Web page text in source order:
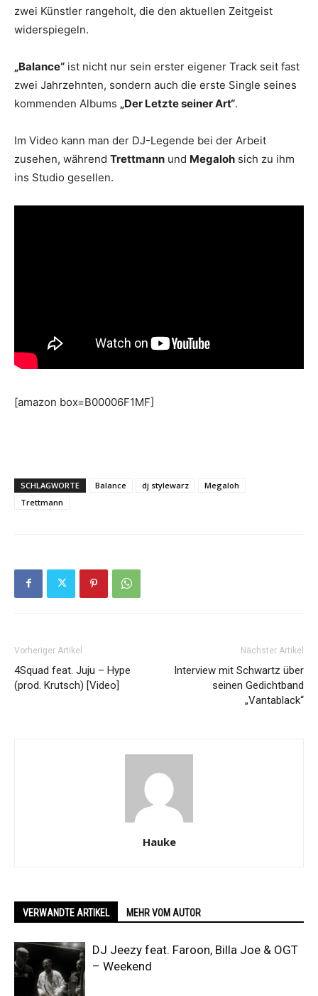
zwei Künstler rangeholt, die den aktuellen Zeitgeist
widerspiegeln.
„Balance“ ist nicht nur sein erster eigener Track seit fast
zwei Jahrzehnten, sondern auch die erste Single seines
kommenden Albums „Der Letzte seiner Art“.
Im Video kann man der DJ-Legende bei der Arbeit
zusehen, während Trettmann und Megaloh sich zu ihm
ins Studio gesellen.
[amazon box=B00006F1MF]
SCHLAGWORTE Balance dj stylewarz
Megaloh
Trettmann
Vorheriger Artikel
4Squad feat. Juju – Hype
(prod. Krutsch) [Video]
Nächster Artikel
Interview mit Schwartz über
seinen Gedichtband
„Vantablack“
Hauke
VERWANDTE ARTIKEL MEHR VOM AUTOR
DJ Jeezy feat. Faroon, Billa Joe & OGT
– Weekend